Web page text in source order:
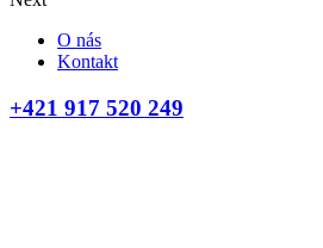
O nás
Kontakt
+421 917 520 249